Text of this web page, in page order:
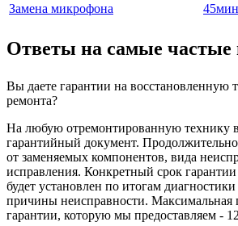
Замена микрофона
45
Ответы на самые частые
Вы даете гарантии на восстановленную
ремонта?
На любую отремонтированную технику
гарантийный документ.
от заменяемых компонентов, вида
исправления. Конкретный срок
будет установлен по итогам
причины неисправности. Максимальная
гарантии, которую мы предоставляем -